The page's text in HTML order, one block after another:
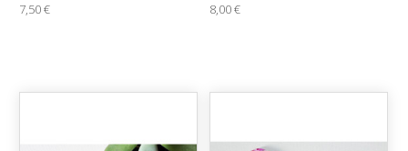
7,50 € 8,00 €